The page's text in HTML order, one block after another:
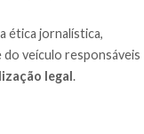
ética jornalística,
veículo responsáveis
legal.